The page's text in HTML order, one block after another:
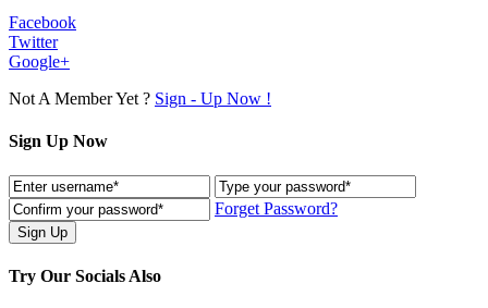
Facebook
Twitter
Google+
Not A Member Yet ? Sign - Up Now !
Sign Up Now
Forget Password?
Try Our Socials Also